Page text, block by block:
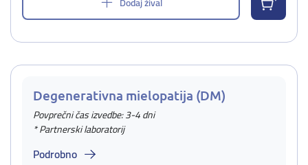
Degenerativna mielopatija (DM)
Povprečni čas izvedbe: 3-4 dni
* Partnerski laboratorij
Podrobno